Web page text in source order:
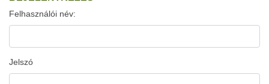
Felhasználói név:
Jelszó